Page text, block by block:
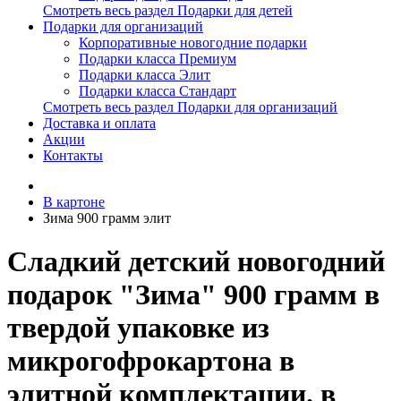
Смотреть весь раздел Подарки для детей
Подарки для организаций
Корпоративные новогодние подарки
Подарки класса Премиум
Подарки класса Элит
Подарки класса Стандарт
Смотреть весь раздел Подарки для организаций
Доставка и оплата
Акции
Контакты
В картоне
Зима 900 грамм элит
Сладкий детский новогодний
подарок "Зима" 900 грамм в
твердой упаковке из
микрогофрокартона в
элитной комплектации. в